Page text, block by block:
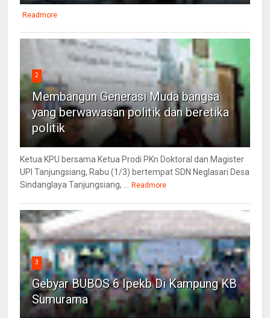
Readmore
2
Membangun Generasi Muda bangsa
yang berwawasan politik dan beretika
politik
Ketua KPU bersama Ketua Prodi PKn Doktoral dan Magister
UPI Tanjungsiang, Rabu (1/3) bertempat SDN Neglasari Desa
Sindanglaya Tanjungsiang, ... Readmore
3
Gebyar BUBOS 6 Ipekb Di Kampung KB
Sumurama